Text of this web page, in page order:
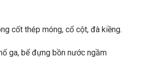
cốt thép móng, cổ cột, đà kiềng.
ga, bể đựng bồn nước ngầm